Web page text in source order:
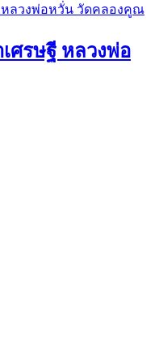
ศรษฐี หลวงพ่อ